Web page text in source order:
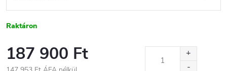
Raktáron
187 900 Ft